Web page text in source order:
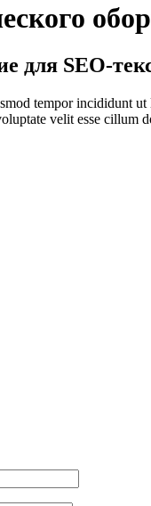
для SEO-
tempor incididunt
velit esse